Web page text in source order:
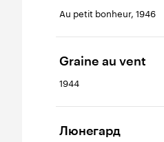
Au petit bonheur, 1946
Graine au vent
1944
Люнегард